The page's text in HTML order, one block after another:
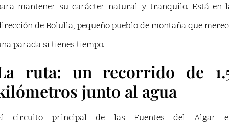
mantener su carácter natural y tranquilo. Está en
de Bolulla, pequeño pueblo de montaña que
parada si tienes tiempo.
ruta: un recorrido de
junto al agua
circuito principal de las Fuentes del Algar